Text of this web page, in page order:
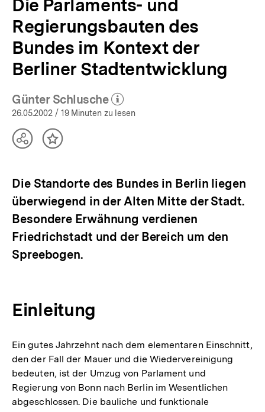
Die Parlaments- und
Regierungsbauten des
Bundes im Kontext der
Berliner Stadtentwicklung
Günter Schlusche
(Mehr zum Autor)
öffnen
26.05.2002 / 19 Minuten zu lesen
TeilenInhalt
Die Standorte des Bundes in Berlin liegen
überwiegend in der Alten Mitte der Stadt.
Besondere Erwähnung verdienen
Friedrichstadt und der Bereich um den
Spreebogen.
Einleitung
Ein gutes Jahrzehnt nach dem elementaren Einschnitt,
den der Fall der Mauer und die Wiedervereinigung
bedeuten, ist der Umzug von Parlament und
Regierung von Bonn nach Berlin im Wesentlichen
abgeschlossen. Die bauliche und funktionale